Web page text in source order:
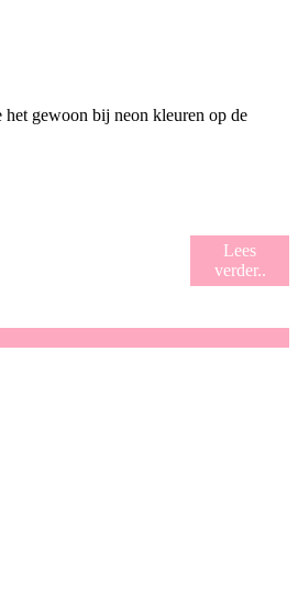
het gewoon bij neon kleuren op de
Lees
verder..